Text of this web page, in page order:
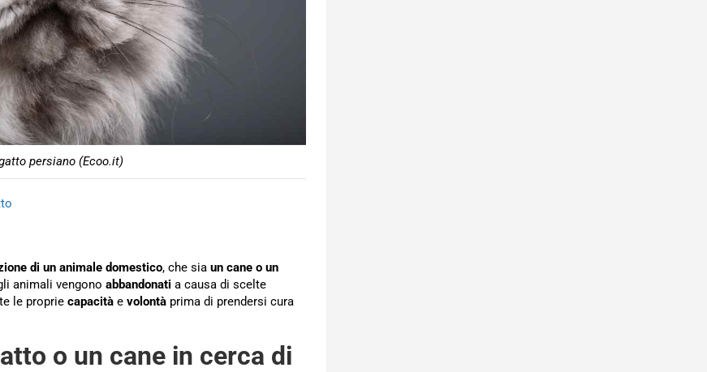
persiano (Ecoo.it)
di un animale domestico, che sia un cane o un
animali vengono abbandonati a causa di scelte
le proprie capacità e volontà prima di prendersi cura
o un cane in cerca di